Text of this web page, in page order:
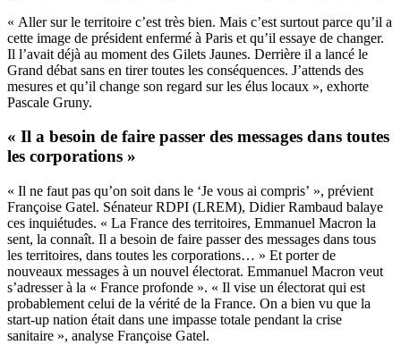
« Aller sur le territoire c’est très bien. Mais c’est surtout parce qu’il a
cette image de président enfermé à Paris et qu’il essaye de changer.
Il l’avait déjà au moment des Gilets Jaunes. Derrière il a lancé le
Grand débat sans en tirer toutes les conséquences. J’attends des
mesures et qu’il change son regard sur les élus locaux », exhorte
Pascale Gruny.
« Il a besoin de faire passer des messages dans toutes
les corporations »
« Il ne faut pas qu’on soit dans le ‘Je vous ai compris’ », prévient
Françoise Gatel. Sénateur RDPI (LREM), Didier Rambaud balaye
ces inquiétudes. « La France des territoires, Emmanuel Macron la
sent, la connaît. Il a besoin de faire passer des messages dans tous
les territoires, dans toutes les corporations… » Et porter de
nouveaux messages à un nouvel électorat. Emmanuel Macron veut
s’adresser à la « France profonde ». « Il vise un électorat qui est
probablement celui de la vérité de la France. On a bien vu que la
start-up nation était dans une impasse totale pendant la crise
sanitaire », analyse Françoise Gatel.